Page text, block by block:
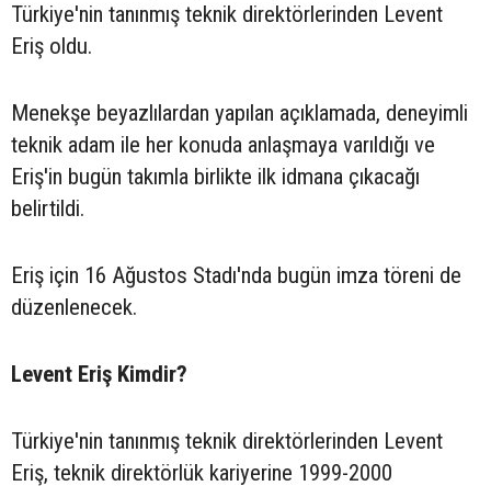
Türkiye'nin tanınmış teknik direktörlerinden Levent
Eriş oldu.
Menekşe beyazlılardan yapılan açıklamada, deneyimli
teknik adam ile her konuda anlaşmaya varıldığı ve
Eriş'in bugün takımla birlikte ilk idmana çıkacağı
belirtildi.
Eriş için 16 Ağustos Stadı'nda bugün imza töreni de
düzenlenecek.
Levent Eriş Kimdir?
Türkiye'nin tanınmış teknik direktörlerinden Levent
Eriş, teknik direktörlük kariyerine 1999-2000